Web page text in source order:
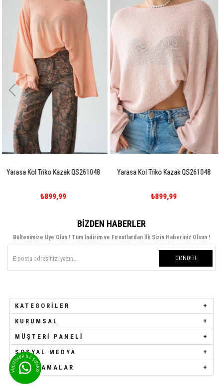
QS261048 Yarasa Kol Triko Kazak QS261048
Kolları Dantel
BIZDEN HABERLER
Bültenimize Üye Olun ! Tüm İndirim ve Fırsatlardan İlk Sizin Haberiniz Olsun !
GÖNDER
KATEGORILER
KURUMSAL
MÜŞTERI PANELI
SOSYAL MEDYA
UYGULAMALAR